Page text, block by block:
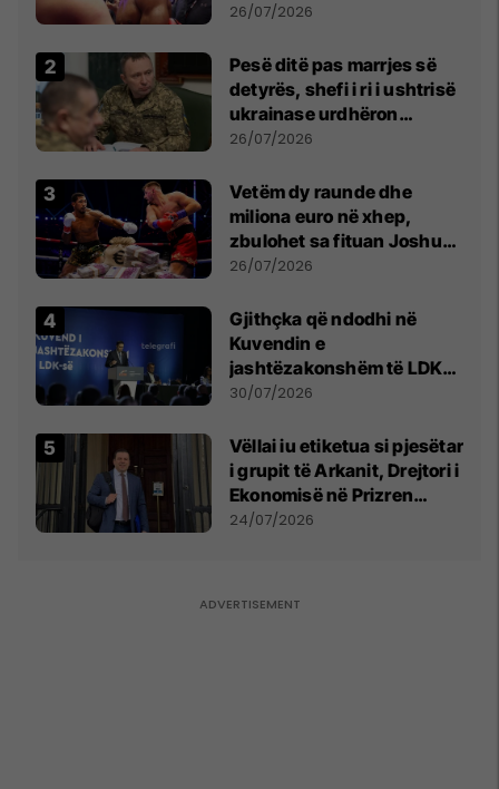
26/07/2026
Pesë ditë pas marrjes së
detyrës, shefi i ri i ushtrisë
ukrainase urdhëron
kontroll të madh
26/07/2026
Vetëm dy raunde dhe
miliona euro në xhep,
zbulohet sa fituan Joshua
e Prenga
26/07/2026
Gjithçka që ndodhi në
Kuvendin e
jashtëzakonshëm të LDK-
së
30/07/2026
Vëllai iu etiketua si pjesëtar
i grupit të Arkanit, Drejtori i
Ekonomisë në Prizren
mohon pretendimet
24/07/2026